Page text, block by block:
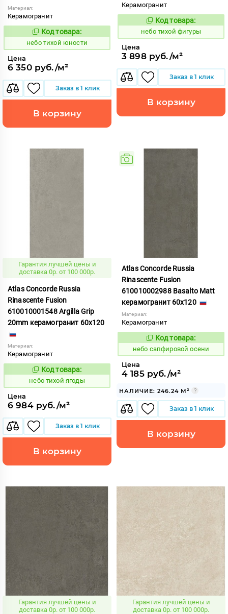
Материал:
Керамогранит
1122123
Код товара:
небо тихой юности
Цена
6 350 руб./м²
Заказ в 1 клик
В корзину
Керамогранит
1122115
Код товара:
небо тихой фигуры
Цена
3 898 руб./м²
Заказ в 1 клик
В корзину
Гарантия лучшей цены и
доставка 0р. от 100 000р.
Atlas Concorde Russia
Rinascente Fusion
610010001548 Argilla Grip
20mm керамогранит 60x120
Материал:
Керамогранит
1122124
Код товара:
небо тихой ягоды
Цена
6 984 руб./м²
Заказ в 1 клик
В корзину
Atlas Concorde Russia
Rinascente Fusion
610010002988 Basalto Matt
керамогранит 60x120
Материал:
Керамогранит
1119565
Код товара:
небо сапфировой осени
Цена
4 185 руб./м²
НАЛИЧИЕ: 246.24 М²
Заказ в 1 клик
В корзину
Гарантия лучшей цены и
доставка 0р. от 100 000р.
Гарантия лучшей цены и
доставка 0р. от 100 000р.